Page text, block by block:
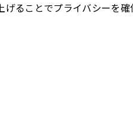
ることでプライバシーを